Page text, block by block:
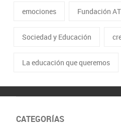
emociones Fundación
Sociedad y Educación
La educación que queremos
CATEGORÍAS